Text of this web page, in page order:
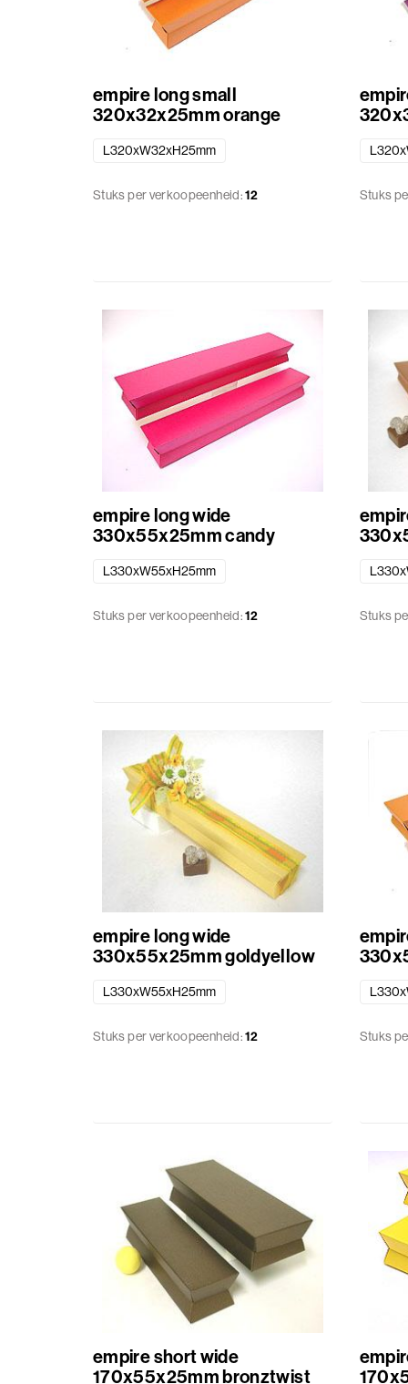
empire long small
320x32x25mm orange
L320xW32xH25mm
Stuks per verkoopeenheid:12 Stuks
empire long wide
330x55x25mm candy
L330xW55xH25mm
Stuks per verkoopeenheid:12 Stuks
empire long wide
330x55x25mm goldyellow
L330xW55xH25mm
Stuks per verkoopeenheid:12 Stuks
empire short wide
170x55x25mm bronztwist